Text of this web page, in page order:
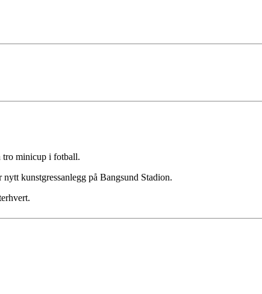
tro minicup i fotball.
kunstgressanlegg på Bangsund Stadion.